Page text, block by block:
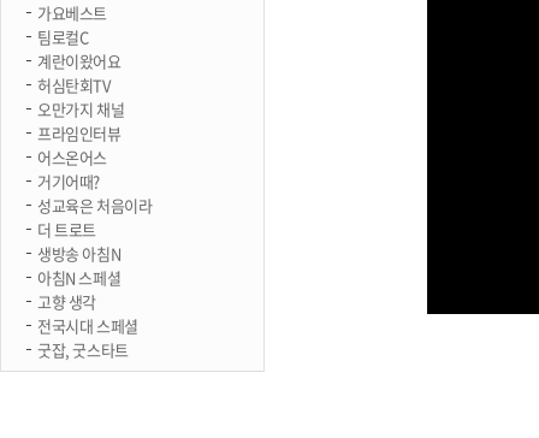
가요베스트
팀로컬C
계란이왔어요
허심탄회TV
오만가지 채널
프라임인터뷰
어스온어스
거기어때?
성교육은 처음이라
더 트로트
생방송 아침N
아침N 스페셜
고향 생각
전국시대 스페셜
굿잡, 굿스타트